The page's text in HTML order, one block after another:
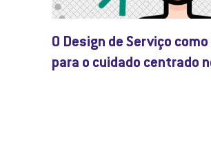
O Design de Serviço
para o cuidado centrado